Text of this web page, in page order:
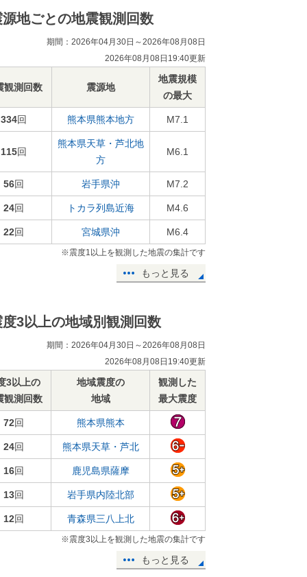
源地ごとの地震観測回数
期間：2026年04月30日～2026年08月08日
2026年08月08日19:40更新
観測回数 震源地
地震規模
の最大
334回 熊本県熊本地方 M7.1
115回
熊本県天草・芦北地
方
M6.1
56回 岩手県沖 M7.2
24回 トカラ列島近海 M4.6
22回 宮城県沖 M6.4
※震度1以上を観測した地震の集計です
もっと見る
度3以上の地域別観測回数
期間：2026年04月30日～2026年08月08日
2026年08月08日19:40更新
3以上の
観測回数
地域震度の
地域
観測した
最大震度
72回 熊本県熊本
24回 熊本県天草・芦北
16回 鹿児島県薩摩
13回 岩手県内陸北部
12回 青森県三八上北
※震度3以上を観測した地震の集計です
もっと見る